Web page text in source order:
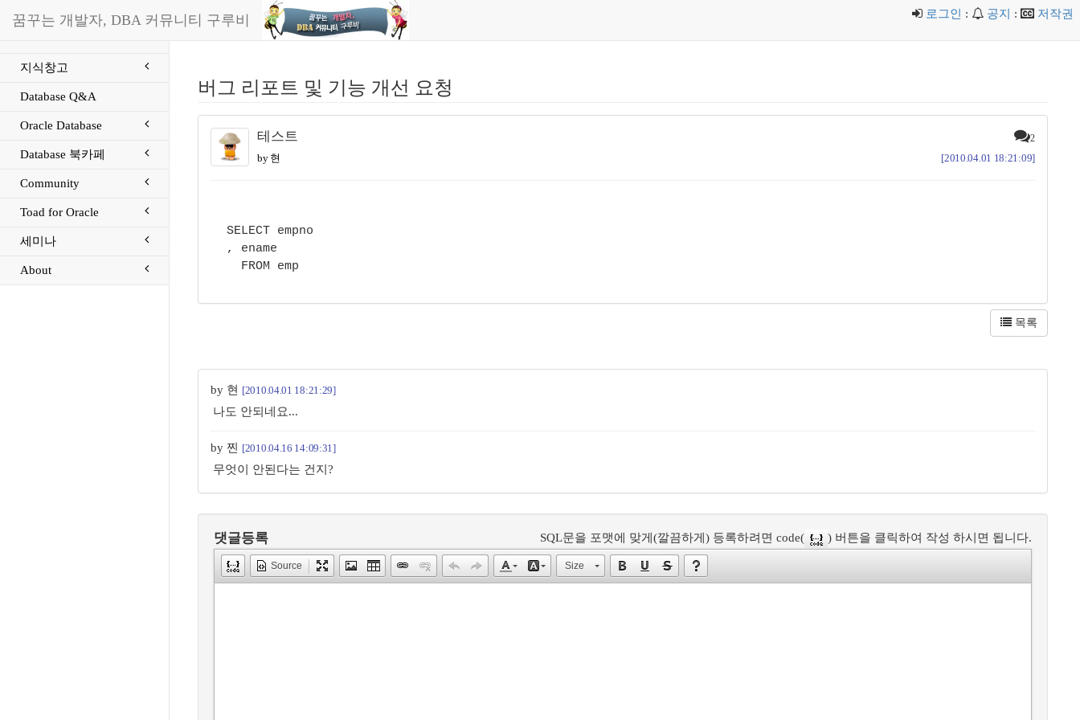
꿈꾸는 개발자, DBA 커뮤니티 구루비 로그인 : 공지 : 저작권
지식창고
Database Q&A
Oracle Database
Database 북카페
Community
Toad for Oracle
세미나
About
버그 리포트 및 기능 개선 요청
테스트 2
by 현 [2010.04.01 18:21:09]
SELECT empno
, ename
FROM emp
목록
by 현 [2010.04.01 18:21:29]
나도 안되네요...
by 찐 [2010.04.16 14:09:31]
무엇이 안된다는 건지?
댓글등록 SQL문을 포맷에 맞게(깔끔하게) 등록하려면 code( ) 버튼을 클릭하여 작성 하시면 됩니다.
Source Size